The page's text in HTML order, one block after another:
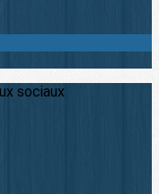
sociaux